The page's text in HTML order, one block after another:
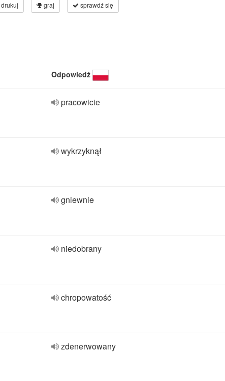
drukuj graj sprawdź się
Odpowiedź
pracowicie
wykrzyknął
gniewnie
niedobrany
chropowatość
zdenerwowany